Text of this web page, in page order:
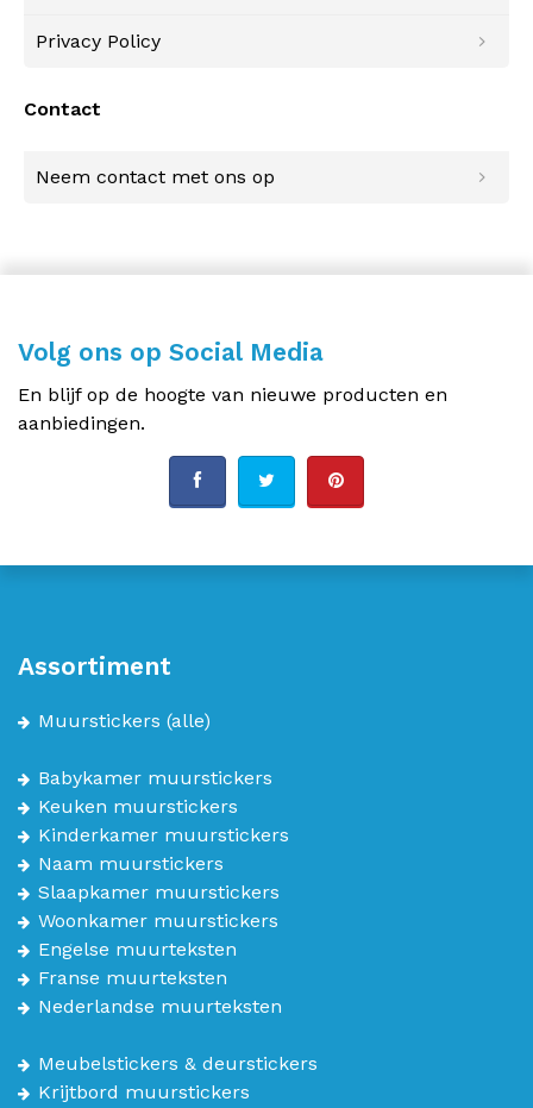
Privacy Policy
Contact
Neem contact met ons op
Volg ons op Social Media
En blijf op de hoogte van nieuwe producten en
aanbiedingen.
Assortiment
Muurstickers (alle)
Babykamer muurstickers
Keuken muurstickers
Kinderkamer muurstickers
Naam muurstickers
Slaapkamer muurstickers
Woonkamer muurstickers
Engelse muurteksten
Franse muurteksten
Nederlandse muurteksten
Meubelstickers & deurstickers
Krijtbord muurstickers